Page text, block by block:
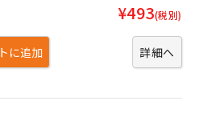
¥493(税別)
詳細へ
に追加